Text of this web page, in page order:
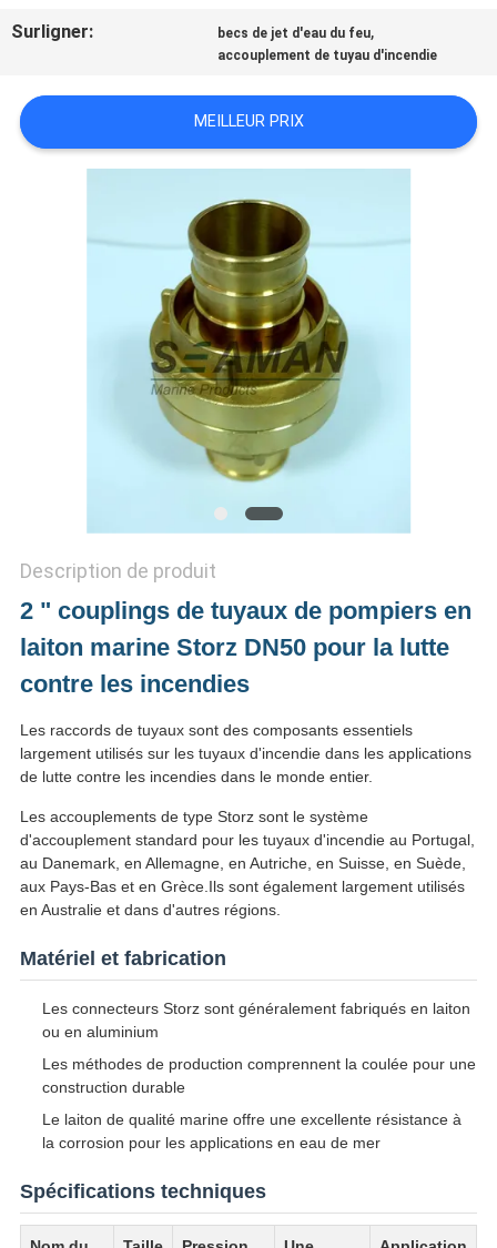
COMPANY
PLAN
Surligner: becs de jet d'eau du feu,
accouplement de tuyau d'incendie
MEILLEUR PRIX
Description de produit
2 " couplings de tuyaux de pompiers en
laiton marine Storz DN50 pour la lutte
contre les incendies
Les raccords de tuyaux sont des composants essentiels
largement utilisés sur les tuyaux d'incendie dans les applications
de lutte contre les incendies dans le monde entier.
Les accouplements de type Storz sont le système
d'accouplement standard pour les tuyaux d'incendie au Portugal,
au Danemark, en Allemagne, en Autriche, en Suisse, en Suède,
aux Pays-Bas et en Grèce.Ils sont également largement utilisés
en Australie et dans d'autres régions.
Matériel et fabrication
Les connecteurs Storz sont généralement fabriqués en laiton
ou en aluminium
Les méthodes de production comprennent la coulée pour une
construction durable
Le laiton de qualité marine offre une excellente résistance à
la corrosion pour les applications en eau de mer
Spécifications techniques